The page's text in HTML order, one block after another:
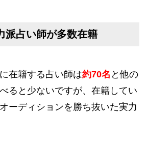
派占い師が多数在籍
在籍する占い師は約70名 と他の
ると少ないですが、在籍してい
ーディションを勝ち抜いた実力